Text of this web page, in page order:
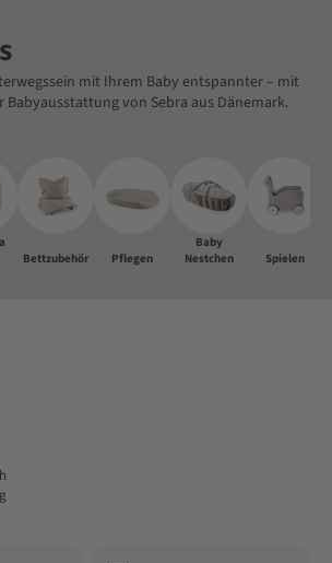
mit Ihrem Baby entspannter – mit
von Sebra aus Dänemark.
Bettzubehör Pflegen
Baby
Nestchen
Spielen